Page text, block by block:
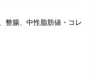
整腸、中性脂肪値・コレ